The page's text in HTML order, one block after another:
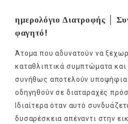
ημερολόγιο Διατροφής │
φαγητό!
Άτομα που αδυνατούν να
καταθλιπτικά συμπτώματα και
συνήθως αποτελούν υποψήφια
οδηγηθούν σε διαταραχές
Ιδιαίτερα όταν αυτό
δυσαρέσκεια απέναντι στην